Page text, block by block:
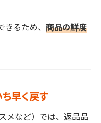
るため、 商品の鮮度
早く戻す
メなど）では、返品品